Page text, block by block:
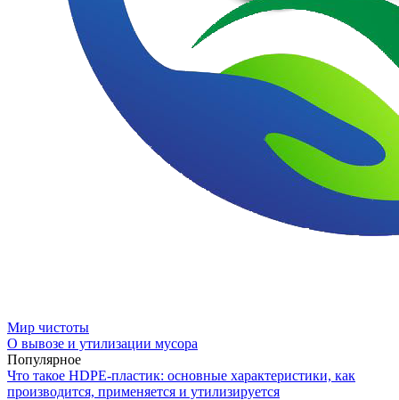
Мир чистоты
О вывозе и утилизации мусора
Популярное
Что такое HDPE-пластик: основные характеристики, как
производится, применяется и утилизируется